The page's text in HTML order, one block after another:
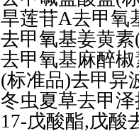
旱莲苷A去甲氧
去甲氧基姜黄素
去甲氧基麻醉椒
(标准品)去甲异
冬虫夏草去甲
17-戊酸酯,戊酸